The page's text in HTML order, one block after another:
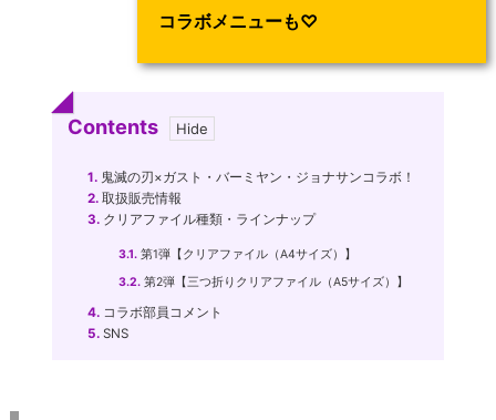
コラボメニューも♡
Contents
1. 鬼滅の刃×ガスト・バーミヤン・ジョナサンコラボ！
2. 取扱販売情報
3. クリアファイル種類・ラインナップ
3.1. 第1弾【クリアファイル（A4サイズ）】
3.2. 第2弾【三つ折りクリアファイル（A5サイズ）】
4. コラボ部員コメント
5. SNS